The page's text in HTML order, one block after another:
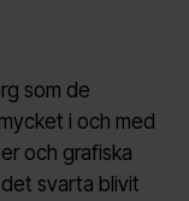
som de
i och med
och grafiska
svarta blivit